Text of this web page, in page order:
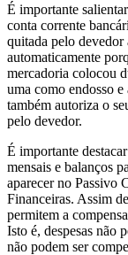
É importante
conta corrente
quitada pelo devedor
automaticamente
mercadoria colocou
uma como endosso
também autoriza o
pelo devedor.
É importante
mensais e balanços
aparecer no Passivo
Financeiras. Assim
permitem a
Isto é, despesas não
não podem ser